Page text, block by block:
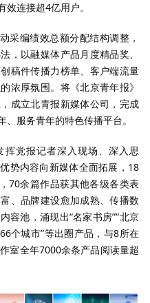
连接超4亿用户。
采编绩效总额分配结构调整，
，以融媒体产品月度精品奖、
稿件传播力榜单、客户端流量
浓厚氛围。将《北京青年报》
成立北青报新媒体公司，完成
服务青年的特色传播平台。
挥党报记者深入现场、深入思
势内容向新媒体全面拓展，18
70余篇作品获其他各级各类表
、品牌建设愈加成熟、传播数
容池，涌现出“名家书房”“北京
个城市”等出圈产品，与8所在
室全年7000余条产品阅读量超